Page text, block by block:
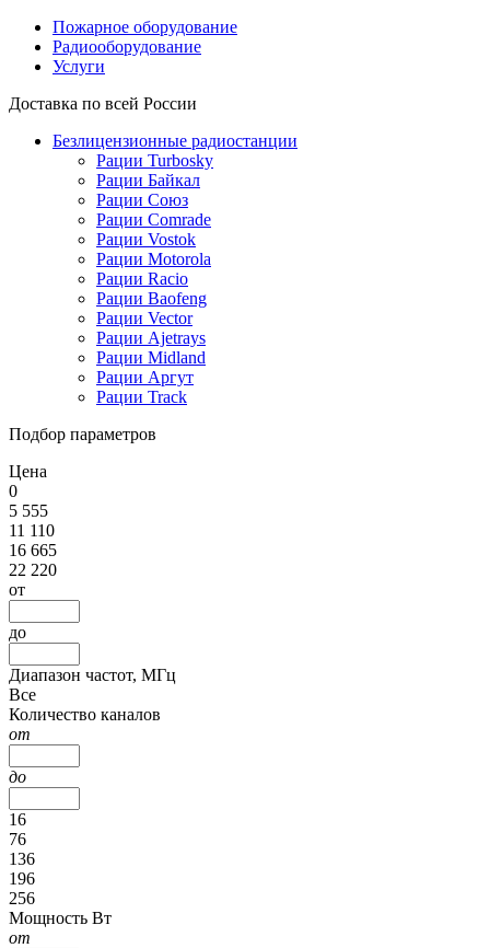
Пожарное оборудование
Радиооборудование
Услуги
Доставка по всей России
Безлицензионные радиостанции
Рации Turbosky
Рации Байкал
Рации Союз
Рации Comrade
Рации Vostok
Рации Motorola
Рации Racio
Рации Baofeng
Рации Vector
Рации Ajetrays
Рации Midland
Рации Аргут
Рации Track
Подбор параметров
Цена
0
5 555
11 110
16 665
22 220
от
до
Диапазон частот, МГц
Все
Количество каналов
от
до
16
76
136
196
256
Мощность Вт
от